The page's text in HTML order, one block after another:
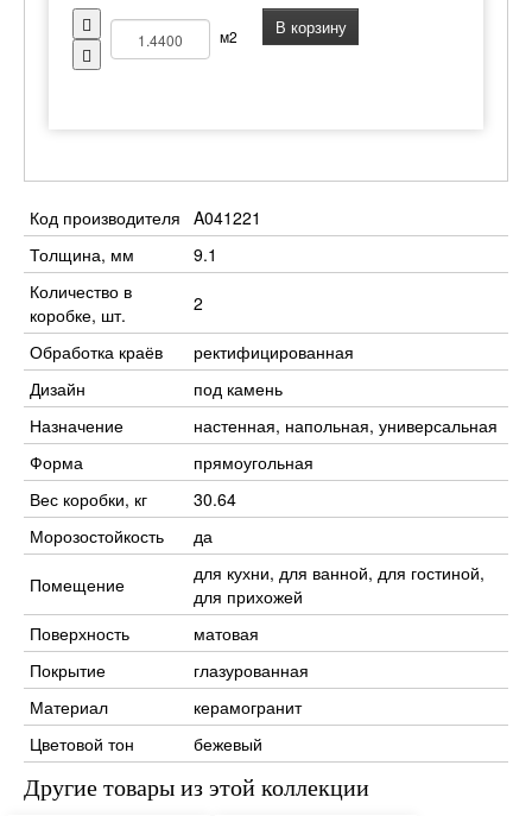
м2 В корзину
Код производителя A041221
Толщина, мм
9.1
Количество в
коробке, шт.
2
Обработка краёв
ректифицированная
Дизайн
под камень
Назначение
настенная, напольная, универсальная
Форма
прямоугольная
Вес коробки, кг
30.64
Морозостойкость
да
Помещение
для кухни, для ванной, для гостиной,
для прихожей
Поверхность
матовая
Покрытие
глазурованная
Материал
керамогранит
Цветовой тон
бежевый
Другие товары из этой коллекции